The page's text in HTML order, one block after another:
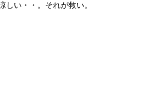
い・・。それが救い。